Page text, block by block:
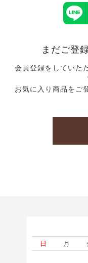
まだご登
会員登録をしていた
お気に入り商品をご
日 月